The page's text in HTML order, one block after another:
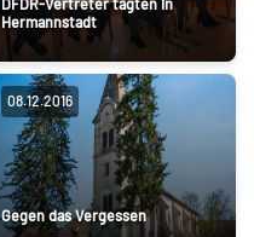
Hermannstadt
08.12.2016
Gegen das Vergessen